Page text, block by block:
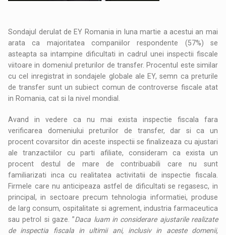
Sondajul derulat de EY Romania in luna martie a acestui an mai
arata ca majoritatea companiilor respondente (57%) se
asteapta sa intampine dificultati in cadrul unei inspectii fiscale
viitoare in domeniul preturilor de transfer. Procentul este similar
cu cel inregistrat in sondajele globale ale EY, semn ca preturile
de transfer sunt un subiect comun de controverse fiscale atat
in Romania, cat si la nivel mondial.
Avand in vedere ca nu mai exista inspectie fiscala fara
verificarea domeniului preturilor de transfer, dar si ca un
procent covarsitor din aceste inspectii se finalizeaza cu ajustari
ale tranzactiilor cu parti afiliate, consideram ca exista un
procent destul de mare de contribuabili care nu sunt
familiarizati inca cu realitatea activitatii de inspectie fiscala.
Firmele care nu anticipeaza astfel de dificultati se regasesc, in
principal, in sectoare precum tehnologia informatiei, produse
de larg consum, ospitalitate si agrement, industria farmaceutica
sau petrol si gaze. ”Daca luam in considerare ajustarile realizate
de inspectia fiscala in ultimii ani, inclusiv in aceste domenii,